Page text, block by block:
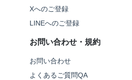
Xへのご登録
LINEへのご登録
お問い合わせ・規約
お問い合わせ
よくあるご質問QA